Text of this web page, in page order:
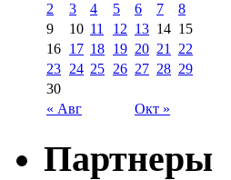
« Авг Окт »
2
3 4 5 6 7
8
9
10 11 12 13 14 15
16 17 18 19 20 21
22
23 24 25 26 27 28 29
30
Партнеры